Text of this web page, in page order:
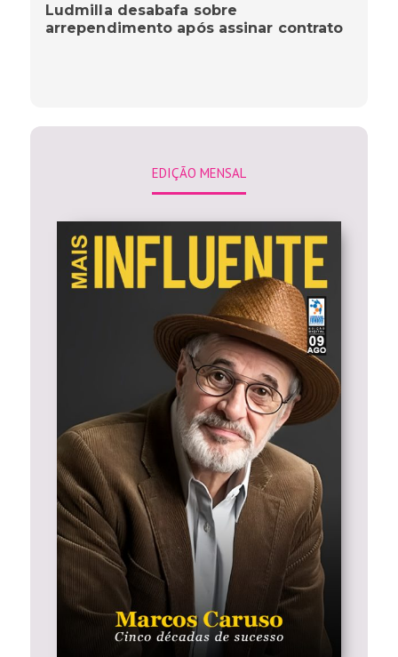
Ludmilla desabafa sobre
arrependimento após assinar contrato
EDIÇÃO MENSAL